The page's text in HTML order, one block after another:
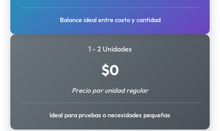
Balance ideal entre costo y cantidad
1 - 2 Unidades
$0
Precio por unidad regular
Ideal para pruebas o necesidades pequeñas